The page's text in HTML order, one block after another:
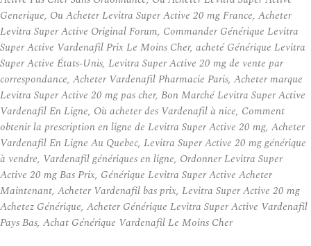
Generique, Ou Acheter Levitra Super Active 20 mg France, Acheter
Levitra Super Active Original Forum, Commander Générique Levitra
Super Active Vardenafil Prix Le Moins Cher, acheté Générique Levitra
Super Active États-Unis, Levitra Super Active 20 mg de vente par
correspondance, Acheter Vardenafil Pharmacie Paris, Acheter marque
Levitra Super Active 20 mg pas cher, Bon Marché Levitra Super Active
Vardenafil En Ligne, Où acheter des Vardenafil à nice, Comment
obtenir la prescription en ligne de Levitra Super Active 20 mg, Acheter
Vardenafil En Ligne Au Quebec, Levitra Super Active 20 mg générique
à vendre, Vardenafil génériques en ligne, Ordonner Levitra Super
Active 20 mg Bas Prix, Générique Levitra Super Active Acheter
Maintenant, Acheter Vardenafil bas prix, Levitra Super Active 20 mg
Achetez Générique, Acheter Générique Levitra Super Active Vardenafil
Pays Bas, Achat Générique Vardenafil Le Moins Cher